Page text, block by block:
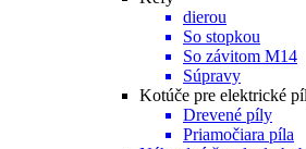
dierou
So stopkou
So závitom M14
Súpravy
Kotúče pre elektrické
Drevené píly
Priamočiara píla